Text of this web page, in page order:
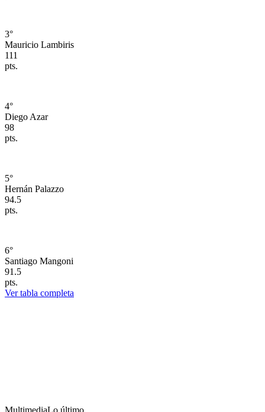
3°
Mauricio Lambiris
111
pts.
4°
Diego Azar
98
pts.
5°
Hernán Palazzo
94.5
pts.
6°
Santiago Mangoni
91.5
pts.
Ver tabla completa